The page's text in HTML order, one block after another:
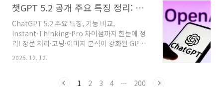
니다. 해당 링크를 통해 구매가 이루어질 경우, 일
정 수수료를 제공받을 수 있습니다. 제품의 가격,
상세 정보, 고객 리뷰 등은 각 상품의 상세페이지
를 통해 확인하실 수 있습니다. 핵심요약 : 2026
년 1월 기준, 인텔 18A 공정의 코어 울트라 시리
즈 3와 AMD의 9950X3D2, 그리고 전 모델
챗GPT 5.2 공개 주요 특징 정리: 성능, 활용법, 업데이트 핵심 비교
ChatGPT 5.2 주요 특징, 기능 비교,
Instant·Thinking·Pro 차이점까지 한눈에 정
리! 장문 처리·코딩·이미지 분석이 강화된 GPT-
문까지 초보자도 쉽게 이해하도록 설명했습니다.
전을 발표했습니다. 이번 업데이트는 전문 작업
2025. 12. 12.
1 2 3 4 ··· 200